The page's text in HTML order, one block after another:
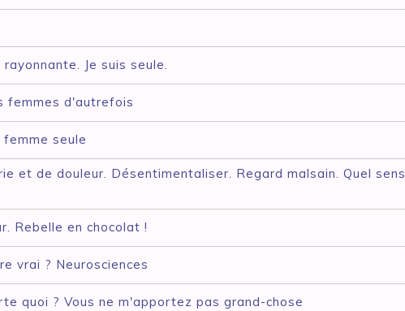
Je suis seule.
femmes d'autrefois
femme seule
et de douleur. Désentimentaliser. Regard malsain. Quel sens
Rebelle en chocolat !
vrai ? Neurosciences
quoi ? Vous ne m'apportez pas grand-chose